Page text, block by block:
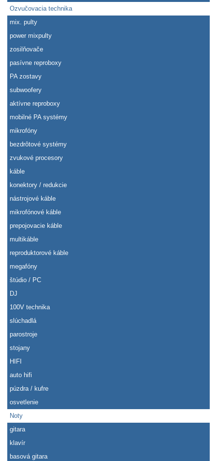
Ozvučovacia technika
mix. pulty
power mixpulty
zosilňovače
pasívne reproboxy
PA zostavy
subwoofery
aktívne reproboxy
mobilné PA systémy
mikrofóny
bezdrôtové systémy
zvukové procesory
káble
konektory / redukcie
nástrojové káble
mikrofónové káble
prepojovacie káble
multikáble
reproduktorové káble
megafóny
štúdio / PC
DJ
100V technika
slúchadlá
parostroje
stojany
HIFI
auto hifi
púzdra / kufre
osvetlenie
Noty
gitara
klavír
basová gitara